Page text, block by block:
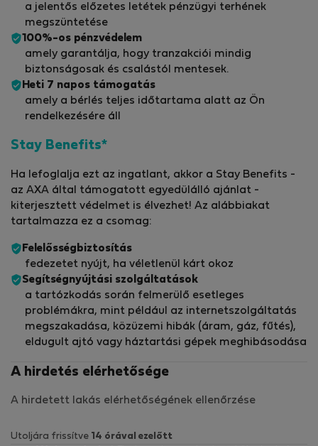
a jelentős előzetes letétek pénzügyi terhének
megszüntetése
100%-os pénzvédelem
amely garantálja, hogy tranzakciói mindig
biztonságosak és csalástól mentesek.
Heti 7 napos támogatás
amely a bérlés teljes időtartama alatt az Ön
rendelkezésére áll
Stay Benefits*
Ha lefoglalja ezt az ingatlant, akkor a Stay Benefits -
az AXA által támogatott egyedülálló ajánlat -
kiterjesztett védelmet is élvezhet! Az alábbiakat
tartalmazza ez a csomag:
Felelősségbiztosítás
fedezetet nyújt, ha véletlenül kárt okoz
Segítségnyújtási szolgáltatások
a tartózkodás során felmerülő esetleges
problémákra, mint például az internetszolgáltatás
megszakadása, közüzemi hibák (áram, gáz, fűtés),
eldugult ajtó vagy háztartási gépek meghibásodása
A hirdetés elérhetősége
A hirdetett lakás elérhetőségének ellenőrzése
Utoljára frissítve
14 órával ezelőtt